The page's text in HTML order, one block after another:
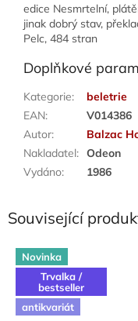
edice Nesmrtelní,
jinak dobrý stav,
Pelc, 484 stran
Doplňkové
Kategorie:
beletrie
EAN:
V014386
Autor:
Balzac
Nakladatel: Odeon
Vydáno: 1986
Související
Novinka
Trvalka /
bestseller
antikvariát